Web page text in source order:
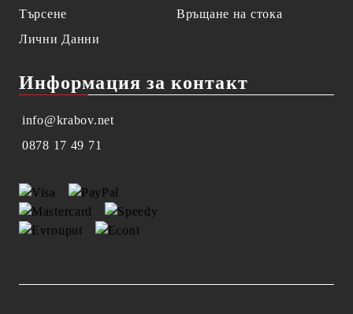
Търсене
Лични Данни
Връщане на стока
Информация за контакт
info@krabov.net
0878 17 49 71